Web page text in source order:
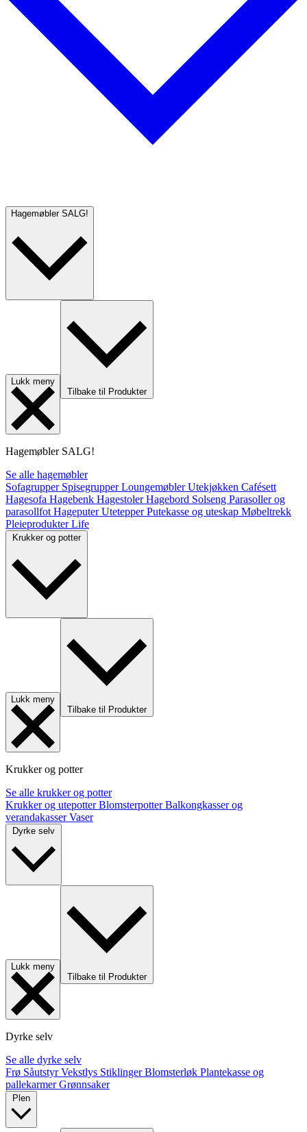
Hagemøbler SALG!
Lukk meny
Tilbake til Produkter
Hagemøbler SALG!
Se alle hagemøbler
Sofagrupper SpisegrupperLoungemøblerUtekjøkken Cafésett
Hagesofa Hagebenk HagestolerHagebord Solseng Parasoller og
parasollfot HageputerUtetepperPutekasse og uteskap Møbeltrekk
PleieprodukterLife
Krukker og potter
Lukk meny
Tilbake til Produkter
Krukker og potter
Se alle krukker og potter
Krukker og utepotterBlomsterpotterBalkongkasser og
verandakasserVaser
Lukk meny
Tilbake til Produkter
Dyrke selv
Se alle dyrke selv
Frø SåutstyrVekstlys StiklingerBlomsterløk Plantekasse og
pallekarmerGrønnsaker